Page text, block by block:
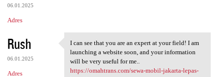
06.01.2025
Adres
Rush
06.01.2025
Adres
I can see that you are an
I can see that you are an expert at your field! I am
launching a website soon, and your information
will be very useful for me..
https://omahtrans.com/sewa-mobil-jakarta-lepas-